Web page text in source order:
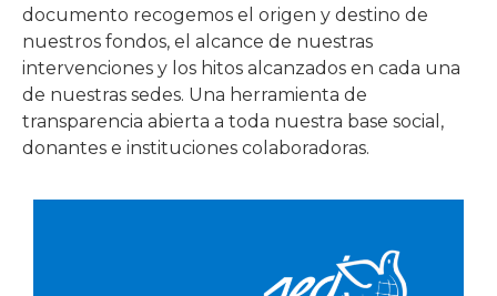
documento recogemos el origen y destino de
nuestros fondos, el alcance de nuestras
intervenciones y los hitos alcanzados en cada una
de nuestras sedes. Una herramienta de
transparencia abierta a toda nuestra base social,
donantes e instituciones colaboradoras.